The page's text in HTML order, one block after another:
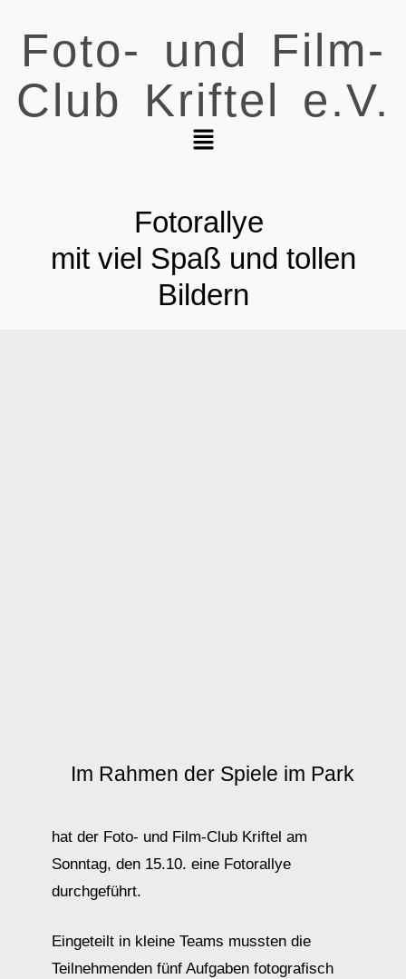
Foto- und Film-
Club Kriftel e.V.
Fotorallye
mit viel Spaß und tollen
Bildern
Im Rahmen der Spiele im Park
hat der Foto- und Film-Club Kriftel am
Sonntag, den 15.10. eine Fotorallye
durchgeführt.
Eingeteilt in kleine Teams mussten die
Teilnehmenden fünf Aufgaben fotografisch